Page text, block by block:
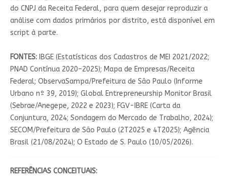
do CNPJ da Receita Federal, para quem desejar reproduzir a
análise com dados primários por distrito, está disponível em
script à parte.
FONTES:IBGE (Estatísticas dos Cadastros de MEI 2021/2022;
PNAD Contínua 2020–2025); Mapa de Empresas/Receita
Federal; ObservaSampa/Prefeitura de São Paulo (Informe
Urbano nº 39, 2019); Global Entrepreneurship Monitor Brasil
(Sebrae/Anegepe, 2022 e 2023); FGV-IBRE (Carta da
Conjuntura, 2024; Sondagem do Mercado de Trabalho, 2024);
SECOM/Prefeitura de São Paulo (2T2025 e 4T2025); Agência
Brasil (21/08/2024); O Estado de S. Paulo (10/05/2026).
REFERÊNCIAS CONCEITUAIS: